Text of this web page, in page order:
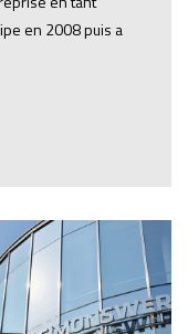
en 2008 puis a